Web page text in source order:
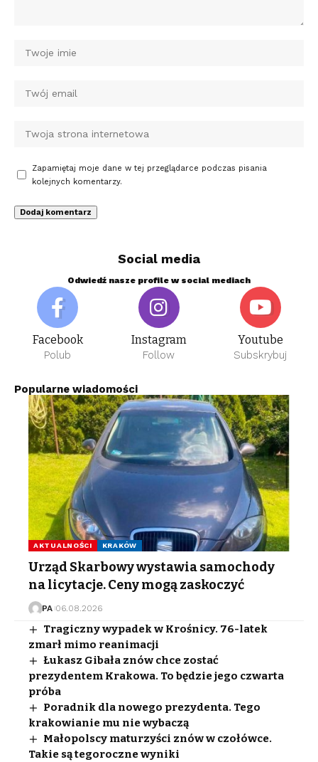
Zapamiętaj moje dane w tej przeglądarce podczas pisania
kolejnych komentarzy.
Social media
Odwiedź nasze profile w social mediach
Facebook
Polub
Instagram
Follow
Youtube
Subskrybuj
Popularne wiadomości
AKTUALNOŚCI KRAKÓW
Urząd Skarbowy wystawia samochody
na licytacje. Ceny mogą zaskoczyć
PA 06.08.2026
Tragiczny wypadek w Krośnicy. 76-latek
zmarł mimo reanimacji
Łukasz Gibała znów chce zostać
prezydentem Krakowa. To będzie jego czwarta
próba
Poradnik dla nowego prezydenta. Tego
krakowianie mu nie wybaczą
Małopolscy maturzyści znów w czołówce.
Takie są tegoroczne wyniki